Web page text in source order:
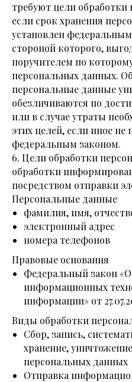
требуют цели
если срок хранения
установлен
стороной которого,
поручителем по
персональных данных.
персональные данные
обезличиваются по
или в случае утраты
этих целей, если иное не
федеральным законом.
6. Цели обработки
обработки
посредством отправки
Персональные данные
фамилия, имя,
электронный адрес
номера телефонов
Правовые основания
Федеральный закон
информационных
информации» от
Виды обработки
Сбор, запись,
хранение,
персональных данных
Отправка